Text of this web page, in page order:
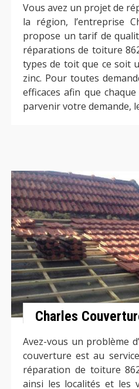
Vous avez un projet de
la région, l’entreprise
propose un tarif de
réparations de toiture
types de toit que ce soit
zinc. Pour toutes
efficaces afin que
parvenir votre demande,
Charles
Avez-vous un problème
couverture est au
réparation de toiture
ainsi les localités et les